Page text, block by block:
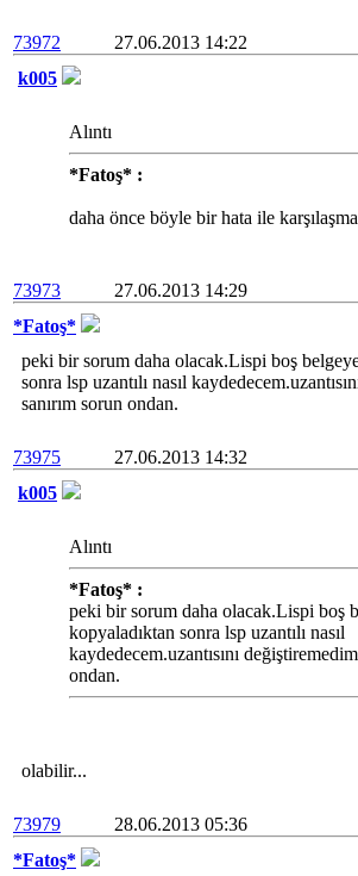
73972
27.06.2013 14:22
k005
Alıntı
*Fatoş* :
daha önce böyle bir hata ile
73973
27.06.2013 14:29
*Fatoş*
peki bir sorum daha olacak.Lispi boş
sonra lsp uzantılı nasıl
sanırım sorun ondan.
73975
27.06.2013 14:32
k005
Alıntı
*Fatoş* :
peki bir sorum daha olacak.Lispi boş
kopyaladıktan sonra lsp uzantılı nasıl
kaydedecem.uzantısını
ondan.
olabilir...
73979
28.06.2013 05:36
*Fatoş*